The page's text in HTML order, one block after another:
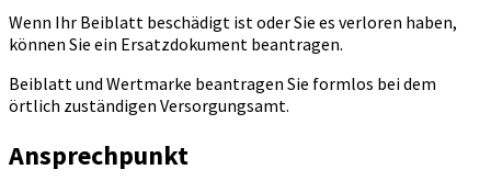
Wenn Ihr Beiblatt beschädigt ist oder Sie es verloren haben,
können Sie ein Ersatzdokument beantragen.
Beiblatt und Wertmarke beantragen Sie formlos bei dem
örtlich zuständigen Versorgungsamt.
Ansprechpunkt